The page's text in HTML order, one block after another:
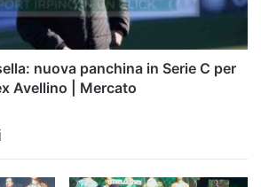
nuova panchina in Serie C per
Avellino | Mercato